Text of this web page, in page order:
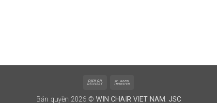
Cash
Bản quyền 2026 © WIN CHAIR VIET NAM. JSC